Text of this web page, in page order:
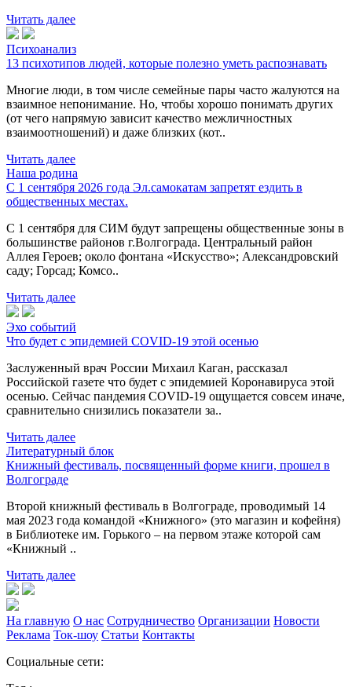
Читать далее
Психоанализ
13 психотипов людей, которые полезно уметь распознавать
Многие люди, в том числе семейные пары часто жалуются на
взаимное непонимание. Но, чтобы хорошо понимать других
(от чего напрямую зависит качество межличностных
взаимоотношений) и даже близких (кот..
Читать далее
Наша родина
С 1 сентября 2026 года Эл.самокатам запретят ездить в
общественных местах.
С 1 сентября для СИМ будут запрещены общественные зоны в
большинстве районов г.Волгограда. Центральный район
Аллея Героев; около фонтана «Искусство»; Александровский
саду; Горсад; Комсо..
Читать далее
Эхо событий
Что будет с эпидемией COVID-19 этой осенью
Заслуженный врач России Михаил Каган, рассказал
Российской газете что будет с эпидемией Коронавируса этой
осенью. Сейчас пандемия COVID-19 ощущается совсем иначе,
сравнительно снизились показатели за..
Читать далее
Литературный блок
Книжный фестиваль, посвященный форме книги, прошел в
Волгограде
Второй книжный фестиваль в Волгограде, проводимый 14
мая 2023 года командой «Книжного» (это магазин и кофейня)
в Библиотеке им. Горького – на первом этаже которой сам
«Книжный ..
Читать далее
На главную О нас Сотрудничество Организации Новости
Реклама Ток-шоу Статьи Контакты
Социальные сети: